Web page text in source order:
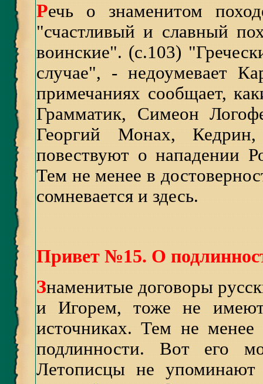
Речь о знаменитом
"счастливый и славный
воинские". (с.103)
случае", - недоумевает
примечаниях сообщает,
Грамматик, Симеон
Георгий Монах,
повествуют о нападении
Тем не менее в
сомневается и здесь.
Привет №15. О
Знаменитые договоры
и Игорем, тоже не имеют
источниках. Тем не
подлинности. Вот его
Летописцы не